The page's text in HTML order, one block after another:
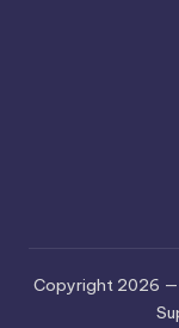
Copyright 2026 —